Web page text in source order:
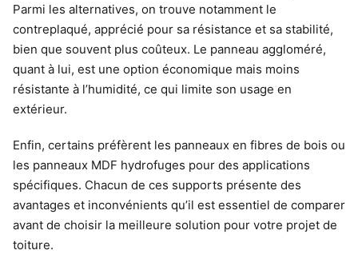
Parmi les alternatives, on trouve notamment le
contreplaqué, apprécié pour sa résistance et sa stabilité,
bien que souvent plus coûteux. Le panneau aggloméré,
quant à lui, est une option économique mais moins
résistante à l’humidité, ce qui limite son usage en
extérieur.
Enfin, certains préfèrent les panneaux en fibres de bois ou
les panneaux MDF hydrofuges pour des applications
spécifiques. Chacun de ces supports présente des
avantages et inconvénients qu’il est essentiel de comparer
avant de choisir la meilleure solution pour votre projet de
toiture.